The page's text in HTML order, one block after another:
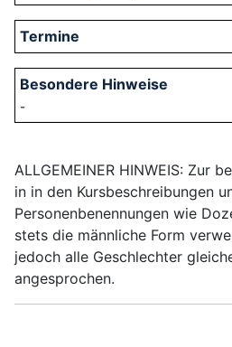
-
ALLGEMEINER HINWEIS: Zur
in in den Kursbeschreibungen
Personenbenennungen wie
stets die männliche Form
jedoch alle Geschlechter
angesprochen.